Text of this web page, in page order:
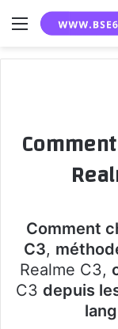
Menu
Comment
C3,
Realme C3,
C3 depuis